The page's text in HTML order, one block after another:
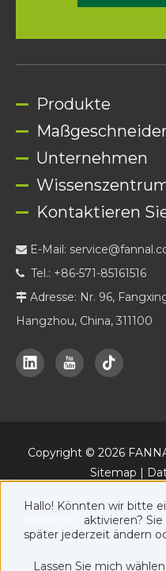
Produkte
Unternehmen
Kontaktieren
 E-Mail:
 Tel.: +86-571-85161516
 Adresse: Nr. 96,
Hangzhou, China, 311100
Copyright © 2026
Sitemap
Hallo! Könnten wir bitte
aktivieren?
später jederzeit ändern
Lassen Sie mich wählen